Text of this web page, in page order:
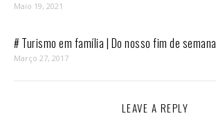
Maio 19, 2021
# Turismo em família | Do nosso fim de semana
Março 27, 2017
LEAVE A REPLY